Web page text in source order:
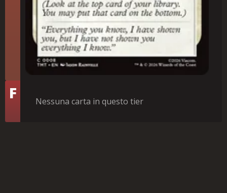
Tier
F Nessuna carta in questo tier